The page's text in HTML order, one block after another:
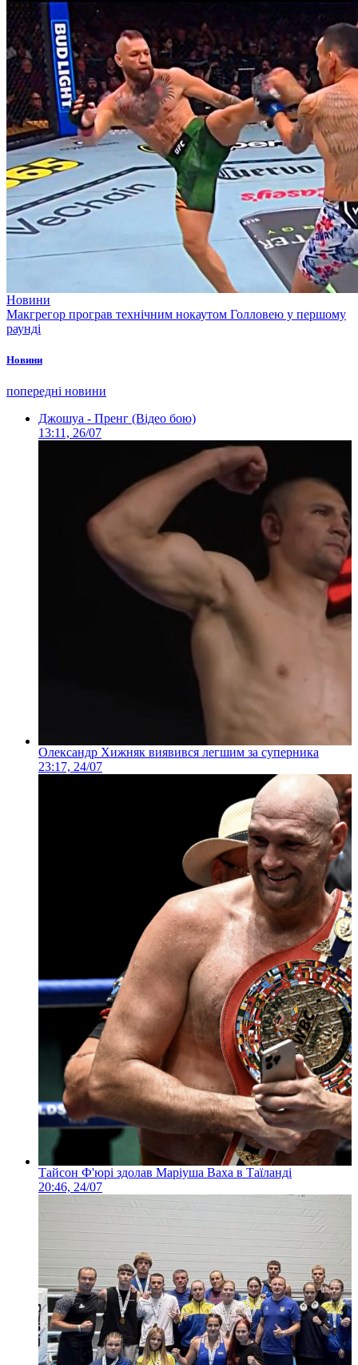
Новини
Макгрегор програв технічним нокаутом Голловею у першому
раунді
Новини
попередні новини
Джошуа - Пренг (Відео бою)
13:11, 26/07
Олександр Хижняк виявився легшим за суперника
23:17, 24/07
Тайсон Ф'юрі здолав Маріуша Ваха в Таїланді
20:46, 24/07